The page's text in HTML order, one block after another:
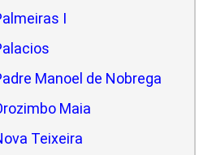
I
Manoel de Nobrega
Maia
Teixeira